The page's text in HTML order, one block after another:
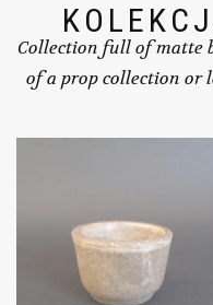
Collection full of matte
of a prop collection or